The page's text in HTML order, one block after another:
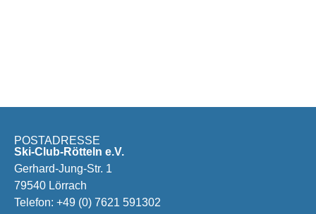
POSTADRESSE
Ski-Club-Rötteln e.V.
Gerhard-Jung-Str. 1
79540 Lörrach
Telefon: +49 (0) 7621 591302